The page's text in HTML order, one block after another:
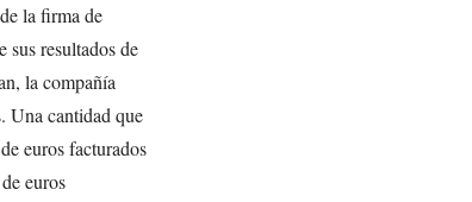
la firma de
resultados de
la compañía
Una cantidad que
euros facturados
euros